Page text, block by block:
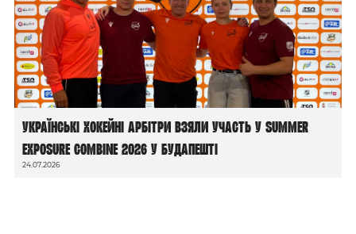
Українські хокейні арбітри взяли участь у Summer
Exposure Combine 2026 у Будапешті
24.07.2026